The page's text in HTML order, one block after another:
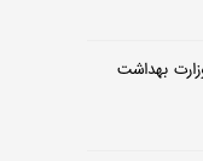
بهداشت